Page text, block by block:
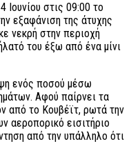
Ιουνίου στις 09:00 το
εξαφάνιση της άτυχης
νεκρή στην περιοχή
του έξω από ένα μίνι
ενός ποσού μέσω
Αφού παίρνει τα
από το Κουβέϊτ, ρωτά την
αεροπορικό εισιτήριο
από την υπάλληλο ότι